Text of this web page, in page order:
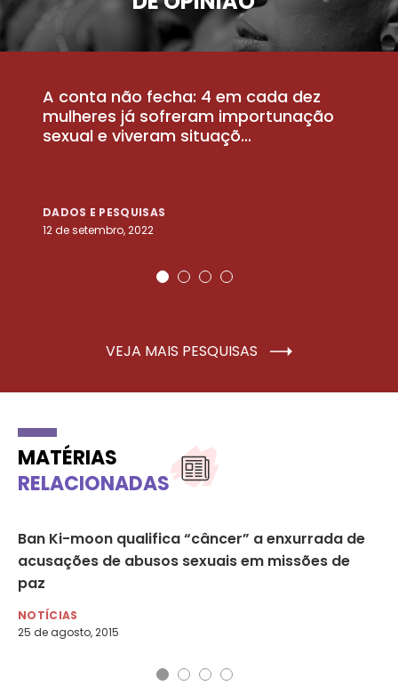
A conta não fecha: 4 em cada dez
mulheres já sofreram importunação
sexual e viveram situaçõ...
DADOS E PESQUISAS
12 de setembro, 2022
VEJA MAIS PESQUISAS
MATÉRIAS
RELACIONADAS
Ban Ki-moon qualifica “câncer” a enxurrada de
acusações de abusos sexuais em missões de
paz
NOTÍCIAS
25 de agosto, 2015